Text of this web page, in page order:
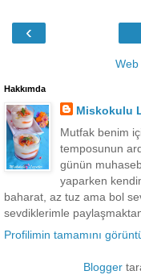
‹
Hakkımda
Miskokulu
Mutfak benim
temposunun
günün
yaparken
baharat, az tuz ama bol
sevdiklerimle
Profilimin tamamını
Blogger